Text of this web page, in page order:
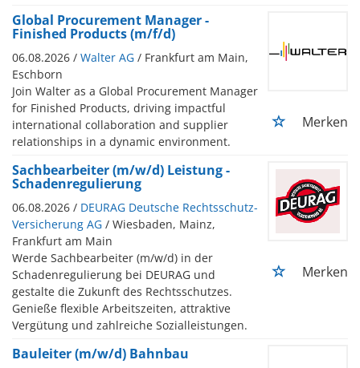
Global Procurement Manager -
Finished Products (m/f/d)
06.08.2026 / Walter AG / Frankfurt am Main,
Eschborn
Join Walter as a Global Procurement Manager
for Finished Products, driving impactful
international collaboration and supplier
relationships in a dynamic environment.
Merken
Sachbearbeiter (m/w/d) Leistung -
Schadenregulierung
06.08.2026 / DEURAG Deutsche Rechtsschutz-
Versicherung AG / Wiesbaden, Mainz,
Frankfurt am Main
Werde Sachbearbeiter (m/w/d) in der
Schadenregulierung bei DEURAG und
gestalte die Zukunft des Rechtsschutzes.
Genieße flexible Arbeitszeiten, attraktive
Vergütung und zahlreiche Sozialleistungen.
Merken
Bauleiter (m/w/d) Bahnbau